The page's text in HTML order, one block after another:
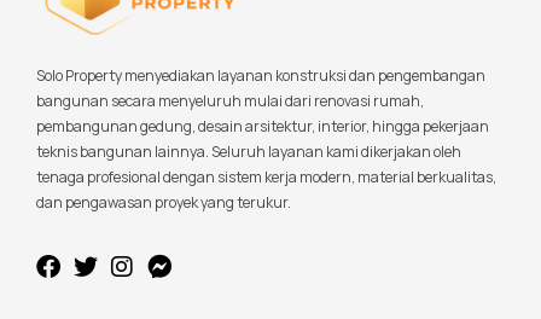
Solo Property menyediakan layanan konstruksi dan pengembangan
bangunan secara menyeluruh mulai dari renovasi rumah,
pembangunan gedung, desain arsitektur, interior, hingga pekerjaan
teknis bangunan lainnya. Seluruh layanan kami dikerjakan oleh
tenaga profesional dengan sistem kerja modern, material berkualitas,
dan pengawasan proyek yang terukur.